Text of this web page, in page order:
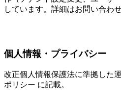
しています。詳細はお問い合わ
個人情報・プライバシー
改正個人情報保護法に準拠した
ポリシー に記載。